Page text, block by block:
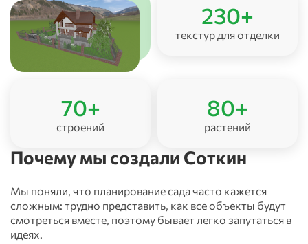
Почему мы создали Соткин
Мы поняли, что планирование сада часто кажется
сложным: трудно представить, как все объекты будут
смотреться вместе, поэтому бывает легко запутаться в
идеях.
230+
текстур для отделки
70+
строений
80+
растений